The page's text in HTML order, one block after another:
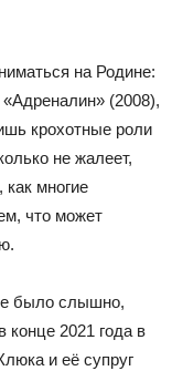
на Родине:
(2008),
крохотные роли
не жалеет,
как многие
что может
было слышно,
конце 2021 года в
и её супруг